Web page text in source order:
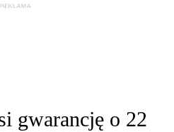
gwarancję o 22